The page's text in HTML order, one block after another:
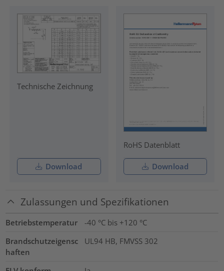
Technische Zeichnung
Download
RoHS Datenblatt
Download
Zulassungen und Spezifikationen
Betriebstemperatur
-40 °C bis +120 °C
Brandschutzeigensc
haften
UL94 HB, FMVSS 302